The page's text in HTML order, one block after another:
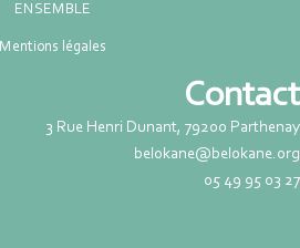
ENSEMBLE
Mentions légales
Contact
3 Rue Henri Dunant, 79200 Parthenay
belokane@belokane.org
05 49 95 03 27